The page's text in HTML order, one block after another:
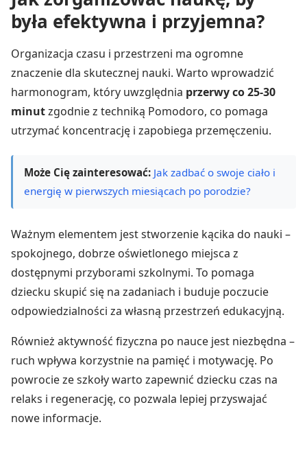
była efektywna i przyjemna?
Organizacja czasu i przestrzeni ma ogromne
znaczenie dla skutecznej nauki. Warto wprowadzić
harmonogram, który uwzględnia przerwy co 25-30
minutzgodnie z techniką Pomodoro, co pomaga
utrzymać koncentrację i zapobiega przemęczeniu.
Może Cię zainteresować: Jak zadbać o swoje ciało i
energię w pierwszych miesiącach po porodzie?
Ważnym elementem jest stworzenie kącika do nauki –
spokojnego, dobrze oświetlonego miejsca z
dostępnymi przyborami szkolnymi. To pomaga
dziecku skupić się na zadaniach i buduje poczucie
odpowiedzialności za własną przestrzeń edukacyjną.
Również aktywność fizyczna po nauce jest niezbędna –
ruch wpływa korzystnie na pamięć i motywację. Po
powrocie ze szkoły warto zapewnić dziecku czas na
relaks i regenerację, co pozwala lepiej przyswajać
nowe informacje.